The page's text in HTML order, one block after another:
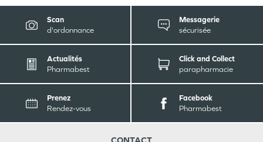
Scan
d'ordonnance
Messagerie
sécurisée
Actualités
Pharmabest
Click and Collect
parapharmacie
Prenez
Rendez-vous
Facebook
Pharmabest
CONTACT